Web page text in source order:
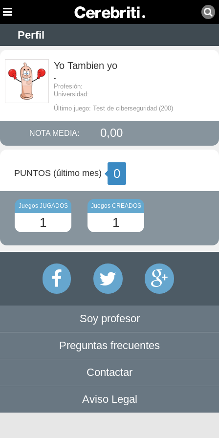
Perfil
Yo Tambien yo
-
Profesión:
Universidad:
Último juego: Test de ciberseguridad (200)
NOTA MEDIA: 0,00
PUNTOS (último mes) 0
Juegos JUGADOS
1
Juegos CREADOS
1
Soy profesor
Preguntas frecuentes
Contactar
Aviso Legal